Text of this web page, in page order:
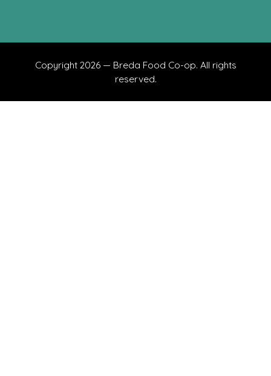
Copyright 2026 — Breda Food Co-op. All rights
reserved.